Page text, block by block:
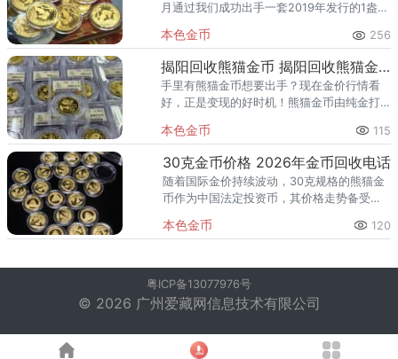
月通过我们成功出手一套2019年发行的1盎司
29%。另一位资深客户收藏多年的“第一轮生
肖彩色金银币”全套，经
本色金币 256
揭阳回收熊猫金币 揭阳回收熊猫金币渠道及电话
手里有熊猫金币想要出手？现在金价行情看
好，正是变现的好时机！熊猫金币由纯金打
的设计和国家信用背书更让它拥有很高的收
藏溢价。在揭阳想找个靠谱、报
本色金币 115
30克金币价格 2026年金币回收电话
随着国际金价持续波动，30克规格的熊猫金
币作为中国法定投资币，其价格走势备受关
还是刚入手新款普制币的投资者，了解30克
本色金币 120
粤ICP备13077976号
© 2026 广州爱藏网信息技术有限公司